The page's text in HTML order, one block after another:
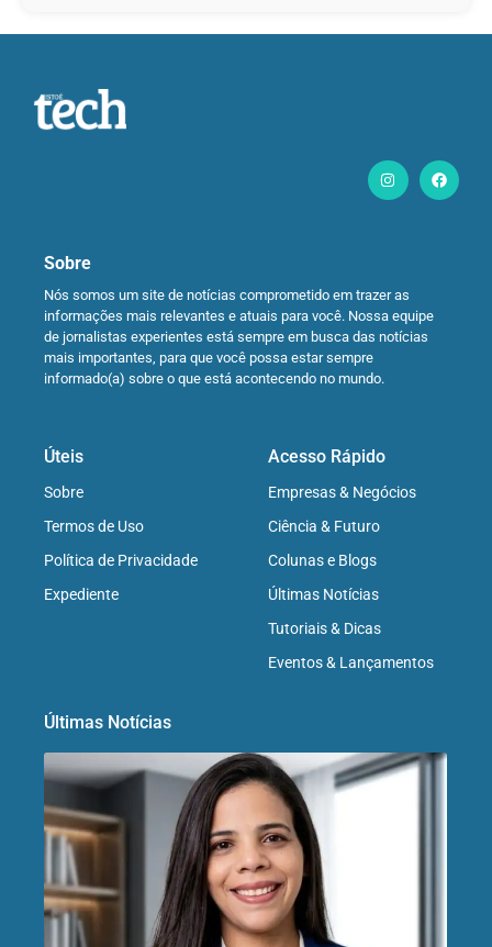
Sobre
Nós somos um site de notícias comprometido em trazer as
informações mais relevantes e atuais para você. Nossa equipe
de jornalistas experientes está sempre em busca das notícias
mais importantes, para que você possa estar sempre
informado(a) sobre o que está acontecendo no mundo.
Úteis
Sobre
Termos de Uso
Política de Privacidade
Expediente
Acesso Rápido
Empresas & Negócios
Ciência & Futuro
Colunas e Blogs
Últimas Notícias
Tutoriais & Dicas
Eventos & Lançamentos
Últimas Notícias